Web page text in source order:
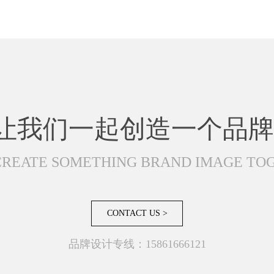
我们一起创造一个品
SOMETHING BRAND IMAGE
CONTACT US >
品牌设计专线：15861666121